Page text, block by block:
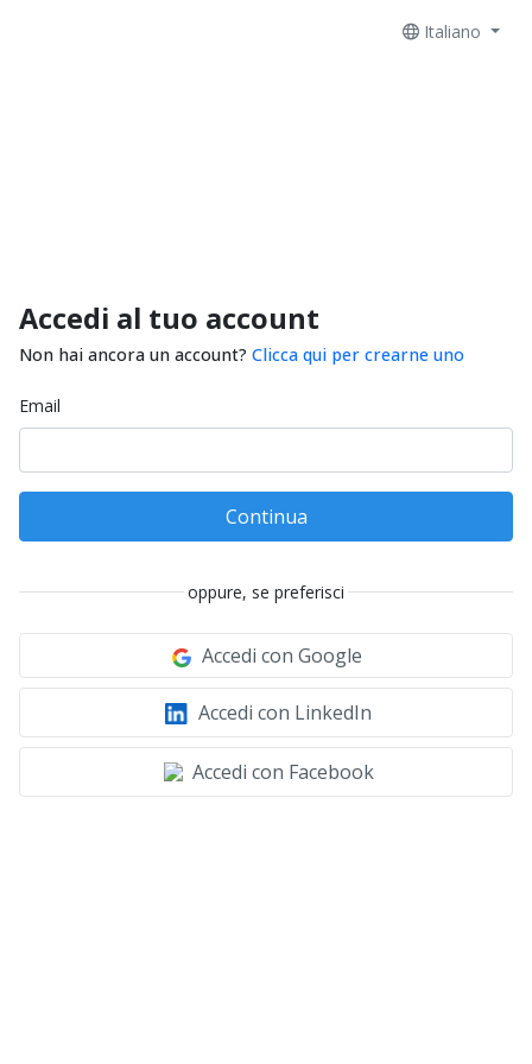
Italiano
Accedi al tuo account
Non hai ancora un account? Clicca qui per crearne uno
Email
Continua
oppure, se preferisci
Accedi con Google
Accedi con LinkedIn
Accedi con Facebook